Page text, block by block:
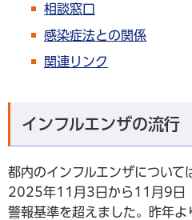
相談窓口
感染症法との関係
関連リンク
インフルエンザの流行
都内のインフルエンザについて
2025年11月3日から11月9日
警報基準を超えました。昨年